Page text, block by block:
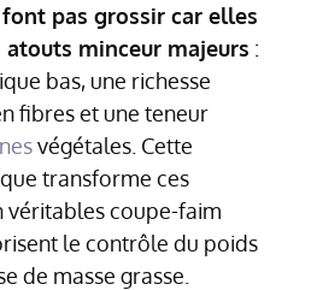
pas grossir car elles
minceur majeurs :
bas, une richesse
fibres et une teneur
végétales. Cette
transforme ces
véritables coupe-faim
le contrôle du poids
de masse grasse.